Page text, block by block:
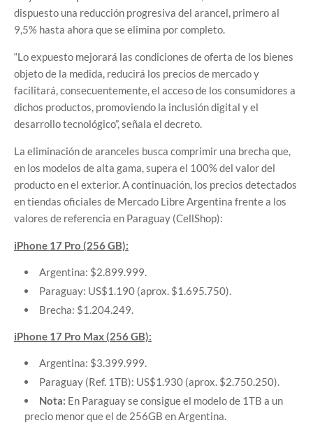
dispuesto una reducción progresiva del arancel, primero al
9,5% hasta ahora que se elimina por completo.
“Lo expuesto mejorará las condiciones de oferta de los bienes
objeto de la medida, reducirá los precios de mercado y
facilitará, consecuentemente, el acceso de los consumidores a
dichos productos, promoviendo la inclusión digital y el
desarrollo tecnológico”, señala el decreto.
La eliminación de aranceles busca comprimir una brecha que,
en los modelos de alta gama, supera el 100% del valor del
producto en el exterior. A continuación, los precios detectados
en tiendas oficiales de Mercado Libre Argentina frente a los
valores de referencia en Paraguay (CellShop):
iPhone 17 Pro (256 GB):
Argentina: $2.899.999.
Paraguay: US$1.190 (aprox. $1.695.750).
Brecha: $1.204.249.
iPhone 17 Pro Max (256 GB):
Argentina: $3.399.999.
Paraguay (Ref. 1TB): US$1.930 (aprox. $2.750.250).
Nota: En Paraguay se consigue el modelo de 1TB a un
precio menor que el de 256GB en Argentina.